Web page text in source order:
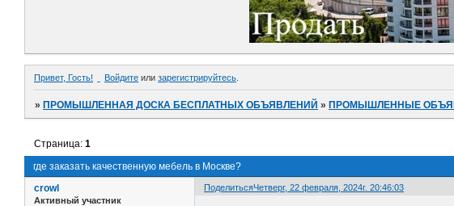
Привет, Гость! Войдите или зарегистрируйтесь
»ПРОМЫШЛЕННАЯ ДОСКА БЕСПЛАТНЫХ ОБЪЯВЛЕНИЙ »ПРОМЫШЛЕННЫЕ
где заказать качественную мебель в Москве?
Страница:1
ПоделитьсяЧетверг, 22 февраля, 2024г. 20:46:03
crowl
Активный участник